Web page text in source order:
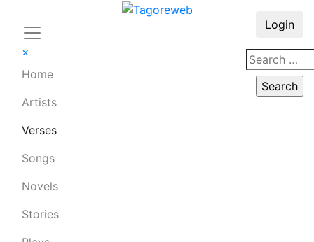
×
Home
Artists
Verses
Songs
Novels
Stories
Login